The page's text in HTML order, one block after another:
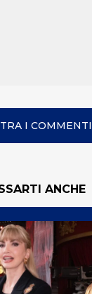
I COMMENTI
ANCHE